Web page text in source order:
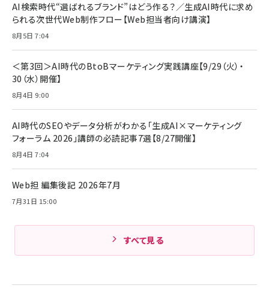
AI検索時代“選ばれるブランド”はどう作る？／生成AI時代に求め
られる次世代Web制作フロー【Web担当者向け講演】
8月5日 7:04
＜第3回＞AI時代のBtoBマーケティング実践講座【9/29（火）・
30（水）開催】
8月4日 9:00
AI時代のSEOやデータ分析がわかる「生成AI×マーケティング
フォーラム 2026」講師の必読記事7選【8/27開催】
8月4日 7:04
Web担 編集後記 2026年7月
7月31日 15:00
すべて見る